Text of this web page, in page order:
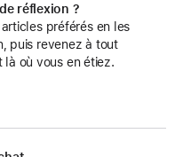
réflexion ?
préférés en les
puis revenez à tout
où vous en étiez.